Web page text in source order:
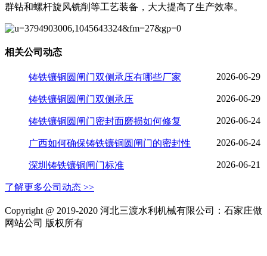
群钻和螺杆旋风铣削等工艺装备，大大提高了生产效率。
相关公司动态
铸铁镶铜圆闸门双侧承压有哪些厂家 2026-06-29
铸铁镶铜圆闸门双侧承压 2026-06-29
铸铁镶铜圆闸门密封面磨损如何修复 2026-06-24
广西如何确保铸铁镶铜圆闸门的密封性 2026-06-24
深圳铸铁镶铜闸门标准 2026-06-21
了解更多公司动态 >>
Copyright @ 2019-2020 河北三渡水利机械有限公司：石家庄做
网站公司 版权所有